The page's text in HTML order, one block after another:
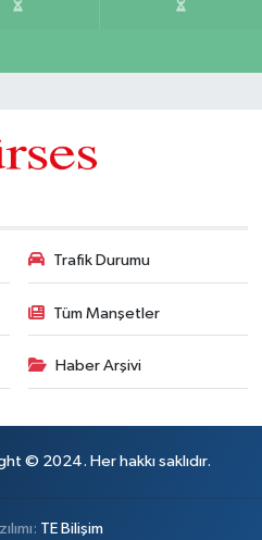
Trafik Durumu
Tüm Manşetler
Haber Arşivi
© 2024. Her hakkı saklıdır.
TE Bilişim